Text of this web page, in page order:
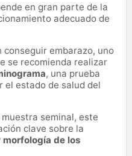
en gran parte de la
adecuado de
embarazo, uno
se recomienda realizar
, una prueba
el estado de salud del
seminal, este
clave sobre la
de los